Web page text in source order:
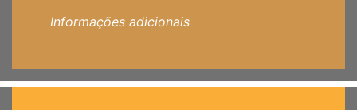
Informações adicionais